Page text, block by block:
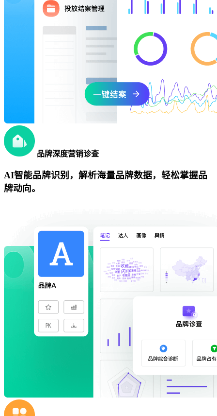
品牌深度营销诊查
AI智能品牌识别，解析海量品牌数据，轻松掌握品
牌动向。